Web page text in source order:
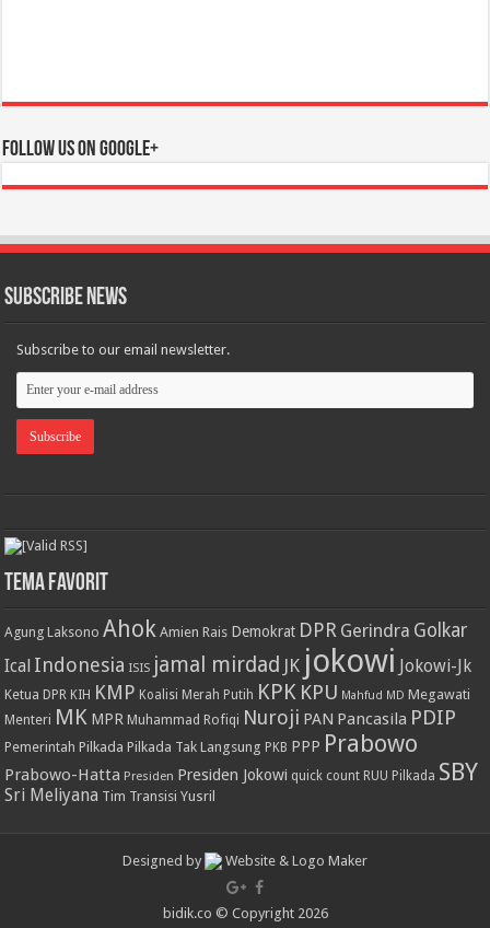
Follow us on Google+
Subscribe News
Subscribe to our email newsletter.
Tema Favorit
Agung Laksono Ahok Amien Rais Demokrat DPR Gerindra Golkar
Ical Indonesia ISIS jamal mirdad JK jokowi Jokowi-Jk
Ketua DPR KIH KMP Koalisi Merah Putih KPK KPU Mahfud MD Megawati
Menteri MK MPR Muhammad Rofiqi Nuroji PAN Pancasila PDIP
Pemerintah Pilkada Pilkada Tak Langsung PKB PPP Prabowo
Prabowo-Hatta Presiden Presiden Jokowi quick count RUU Pilkada SBY
Sri Meliyana Tim Transisi Yusril
Designed by Website & Logo Maker
bidik.co © Copyright 2026